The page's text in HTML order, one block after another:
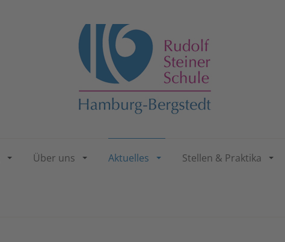
Über uns Aktuelles Stellen & Praktika